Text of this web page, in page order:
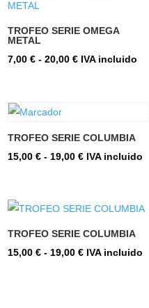
hasta
TROFEO SERIE OMEGA
METAL
7,00€ - 20,00€Rango
IVA incluido
TROFEO SERIE COLUMBIA
15,00€ - 19,00€Rango
desde
15,00 €
IVA incluido
TROFEO SERIE COLUMBIA
15,00€ - 19,00€Rango
IVA incluido